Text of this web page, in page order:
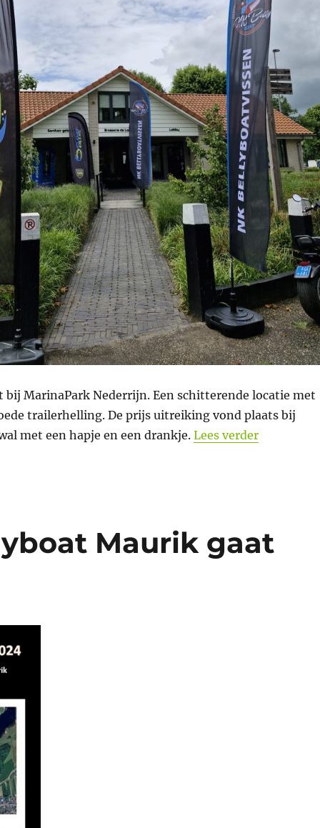
bij MarinaPark Nederrijn. Een schitterende locatie met
trailerhelling. De prijs uitreiking vond plaats bij
met een hapje en een drankje. Lees verder“Verslag
Maurik gaat